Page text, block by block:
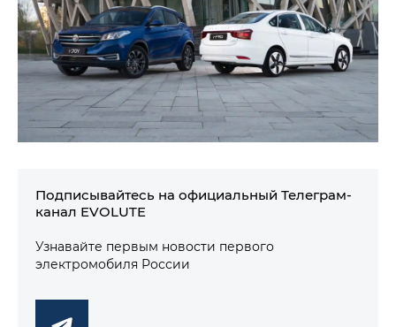
Подписывайтесь на официальный Телеграм-
канал EVOLUTE
Узнавайте первым новости первого
электромобиля России